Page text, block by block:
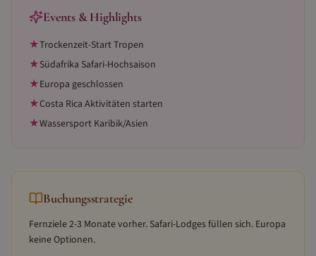
Events & Highlights
★Trockenzeit-Start Tropen
★Südafrika Safari-Hochsaison
★Europa geschlossen
★Costa Rica Aktivitäten starten
★Wassersport Karibik/Asien
Buchungsstrategie
Fernziele 2-3 Monate vorher. Safari-Lodges füllen sich. Europa
keine Optionen.